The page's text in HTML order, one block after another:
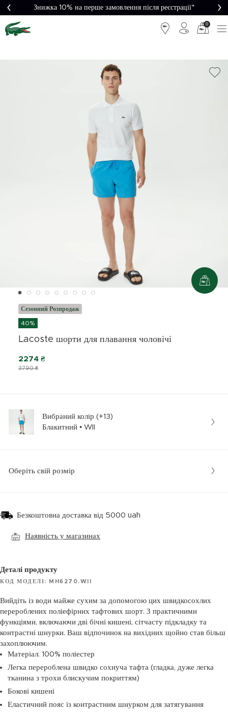
Знижка 10% на перше замовлення після реєстрації*
0
Сезонний Розпродаж
40%
Lacoste шорти для плавання чоловічі
3790 ₴
2274 ₴
Вибраний колір (+13)
Блакитний • WII
Оберіть свій розмір
Безкоштовна доставка від 5000 uah
Наявність у магазинах
Деталі продукту
КОД МОДЕЛІ: MH6270.WII
Вийдіть із води майже сухим за допомогою цих швидкосохлих
перероблених поліефірних тафтових шорт. З практичними
функціями, включаючи дві бічні кишені, сітчасту підкладку та
контрастні шнурки. Ваш відпочинок на вихідних щойно став більш
захоплюючим.
Матеріал: 100% поліестер
Легка перероблена швидко сохнуча тафта (гладка, дуже легка
тканина з трохи блискучим покриттям)
Бокові кишені
Еластичний пояс із контрастним шнурком для затягування
доставка від